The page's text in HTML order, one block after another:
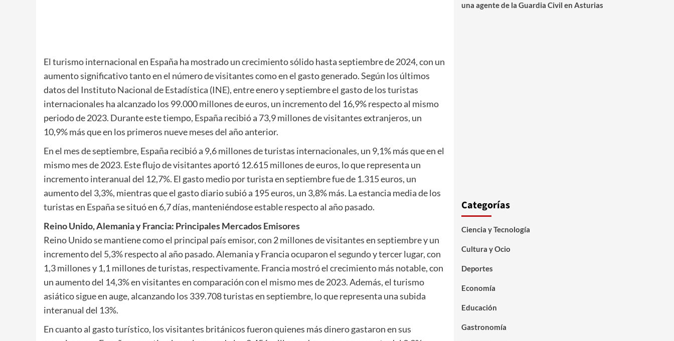
El turismo internacional en España ha mostrado un crecimiento sólido hasta septiembre de 2024, con un
aumento significativo tanto en el número de visitantes como en el gasto generado. Según los últimos
datos del Instituto Nacional de Estadística (INE), entre enero y septiembre el gasto de los turistas
internacionales ha alcanzado los 99.000 millones de euros, un incremento del 16,9% respecto al mismo
periodo de 2023. Durante este tiempo, España recibió a 73,9 millones de visitantes extranjeros, un
10,9% más que en los primeros nueve meses del año anterior.
En el mes de septiembre, España recibió a 9,6 millones de turistas internacionales, un 9,1% más que en el
mismo mes de 2023. Este flujo de visitantes aportó 12.615 millones de euros, lo que representa un
incremento interanual del 12,7%. El gasto medio por turista en septiembre fue de 1.315 euros, un
aumento del 3,3%, mientras que el gasto diario subió a 195 euros, un 3,8% más. La estancia media de los
turistas en España se situó en 6,7 días, manteniéndose estable respecto al año pasado.
Reino Unido, Alemania y Francia: Principales Mercados Emisores
Reino Unido se mantiene como el principal país emisor, con 2 millones de visitantes en septiembre y un
incremento del 5,3% respecto al año pasado. Alemania y Francia ocuparon el segundo y tercer lugar, con
1,3 millones y 1,1 millones de turistas, respectivamente. Francia mostró el crecimiento más notable, con
un aumento del 14,3% en visitantes en comparación con el mismo mes de 2023. Además, el turismo
asiático sigue en auge, alcanzando los 339.708 turistas en septiembre, lo que representa una subida
interanual del 13%.
En cuanto al gasto turístico, los visitantes británicos fueron quienes más dinero gastaron en sus
una agente de la Guardia Civil en Asturias
Categorías
Ciencia y Tecnología
Cultura y Ocio
Deportes
Economía
Educación
Gastronomía